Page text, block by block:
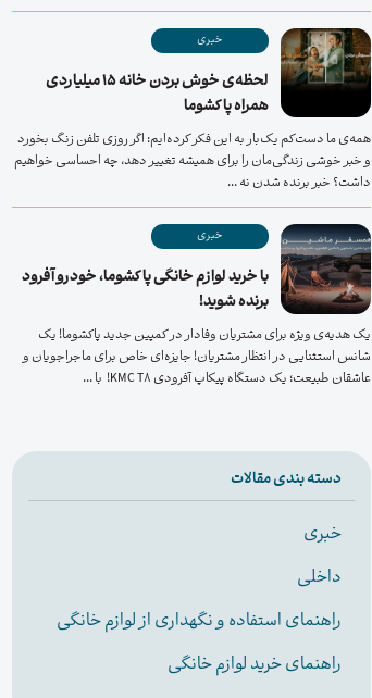
خبری
لحظه‌ی خوش بردن خانه ۱۵ میلیاردی
همراه پاکشوما
همه‌ی ما دست‌کم یک‌بار به این فکر کرده‌ایم: اگر روزی تلفن زنگ بخورد
و خبر خوشی زندگی‌مان را برای همیشه تغییر دهد، چه احساسی خواهیم
داشت؟ خبر برنده شدن نه ...
خبری
با خرید لوازم خانگی پاکشوما، خودرو آفرود
برنده شوید!
یک هدیه‌ی ویژه برای مشتریان وفادار در کمپین جدید پاکشوما! یک
شانس استثنایی در انتظار مشتریان! جایزه‌ای خاص برای ماجراجویان و
عاشقان طبیعت؛ یک دستگاه پیکاپ آفرودی KMC T8! با ...
دسته بندی مقالات
خبری
داخلی
راهنمای استفاده و نگهداری از لوازم خانگی
راهنمای خرید لوازم خانگی